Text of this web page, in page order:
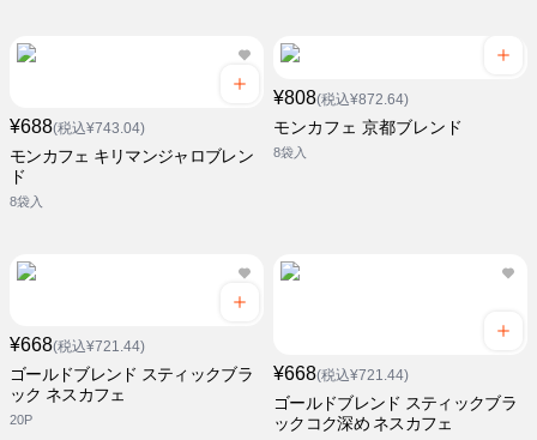
¥688(税込¥743.04)
モンカフェ キリマンジャロブレン
ド
8袋入
¥808(税込¥872.64)
モンカフェ 京都ブレンド
8袋入
¥668(税込¥721.44)
ゴールドブレンド スティックブラ
ック ネスカフェ
20P
¥668(税込¥721.44)
ゴールドブレンド スティックブラ
ックコク深め ネスカフェ